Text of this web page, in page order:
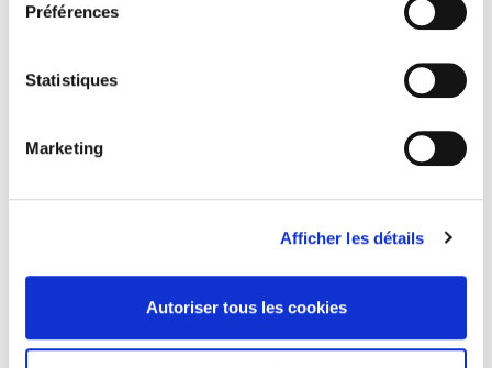
Préférences
Statistiques
Marketing
Afficher les détails
Autoriser tous les cookies
Favoritisme et corruption à la française
Pierre Lascoumes